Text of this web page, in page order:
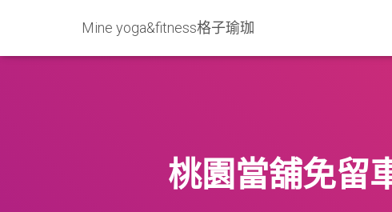
Mine yoga&fitness格子瑜珈
桃園當舖免留